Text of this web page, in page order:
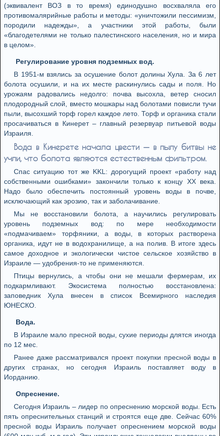
(эквивалент ВОЗ в то время) единодушно восхваляла его
противомалярийные работы и методы: «уничтожили пессимизм,
породили надежды», а участники этой работы, были
«благодетелями не только палестинского населения, но и мира
в целом».
Регулирование уровня подземных вод.
В 1951-м взялись за осушение болот долины Хула. За 6 лет
болота осушили, и на их месте раскинулись сады и поля. Но
урожаям радовались недолго: почва высохла, ветер сносил
плодородный слой, вместо мошкары над болотами повисли тучи
пыли, высохший торф горел каждое лето. Торф и органика стали
просачиваться в Кинерет – главный резервуар питьевой воды
Израиля.
Вода в Кинерете начала цвести — в пылу битвы не
учли, что болота являются естественным фильтром.
Спас ситуацию тот же KKL: дорогущий проект «работу над
собственными ошибками» закончили только к концу XX века.
Надо было обеспечить постоянный уровень воды в почве,
исключающий как эрозию, так и заболачивание.
Мы не восстановили болота, а научились регулировать
уровень подземных вод: по мере необходимости
«подмачиваем» торфяники, а воды, в которых растворена
органика, идут не в водохранилище, а на полив. В итоге здесь
самое доходное и экологически чистое сельское хозяйство в
Израиле — удобрения-то не применяются.
Птицы вернулись, а чтобы они не мешали фермерам, их
подкармливают. Экосистема полностью восстановлена:
заповедник Хула внесен в список Всемирного наследия
ЮНЕСКО.
Вода.
В Израиле мало пресной воды, сухие периоды длятся иногда
по 12 мес.
Ранее даже рассматривался проект покупки пресной воды в
других странах, но сегодня Израиль поставляет воду в
Иорданию.
Опреснение.
Сегодня Израиль – лидер по опреснению морской воды. Есть
пять опреснительных станций и строятся еще две. Сейчас 60%
пресной воды Израиль получает опреснением морской воды